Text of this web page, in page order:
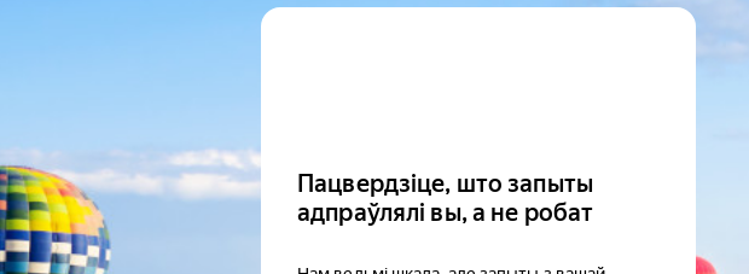
Пацвердзіце, што запыты
адпраўлялі вы, а не робат